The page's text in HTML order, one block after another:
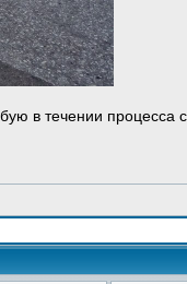
в течении процесса